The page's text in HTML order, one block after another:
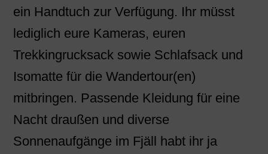
ein Handtuch zur Verfügung. Ihr müsst
lediglich eure Kameras, euren
Trekkingrucksack sowie Schlafsack und
Isomatte für die Wandertour(en)
mitbringen. Passende Kleidung für eine
Nacht draußen und diverse
Sonnenaufgänge im Fjäll habt ihr ja